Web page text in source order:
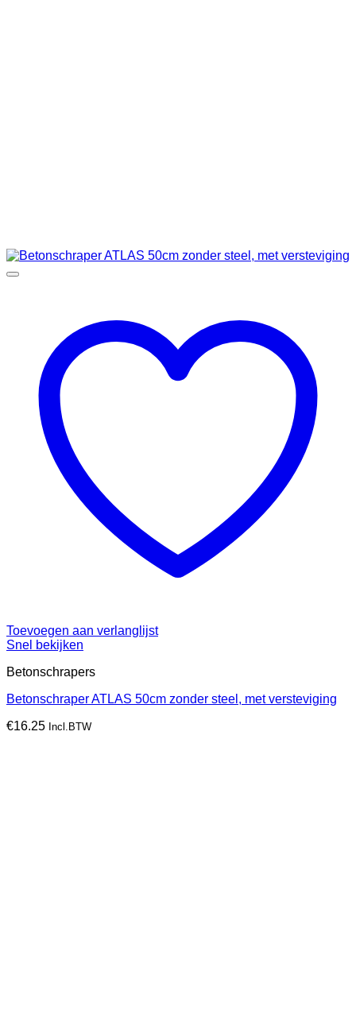
Toevoegen aan verlanglijst
Snel bekijken
Betonschrapers
Betonschraper ATLAS 50cm zonder steel, met versteviging
€16.25 Incl.BTW